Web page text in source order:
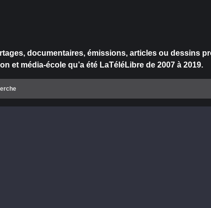
documentaires, émissions, articles ou dessins
et média-école qu’a été LaTéléLibre de 2007 à 2019.